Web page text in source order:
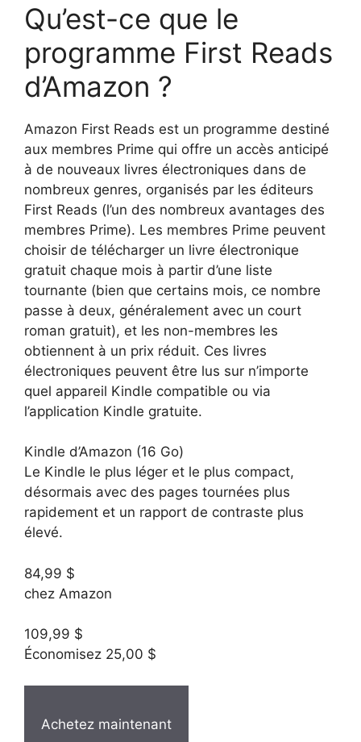
Qu’est-ce que le
programme First Reads
d’Amazon ?
Amazon First Reads est un programme destiné
aux membres Prime qui offre un accès anticipé
à de nouveaux livres électroniques dans de
nombreux genres, organisés par les éditeurs
First Reads (l’un des nombreux avantages des
membres Prime). Les membres Prime peuvent
choisir de télécharger un livre électronique
gratuit chaque mois à partir d’une liste
tournante (bien que certains mois, ce nombre
passe à deux, généralement avec un court
roman gratuit), et les non-membres les
obtiennent à un prix réduit. Ces livres
électroniques peuvent être lus sur n’importe
quel appareil Kindle compatible ou via
l’application Kindle gratuite.
Kindle d’Amazon (16 Go)
Le Kindle le plus léger et le plus compact,
désormais avec des pages tournées plus
rapidement et un rapport de contraste plus
élevé.
84,99 $
chez Amazon
109,99 $
Économisez 25,00 $
Achetez maintenant